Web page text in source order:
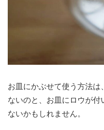
お皿にかぶせて使う方法は
ないのと、お皿にロウが付
ないかもしれません。